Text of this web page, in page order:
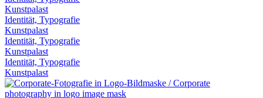
Kunstpalast
Identität, Typografie
Kunstpalast
Identität, Typografie
Kunstpalast
Identität, Typografie
Kunstpalast